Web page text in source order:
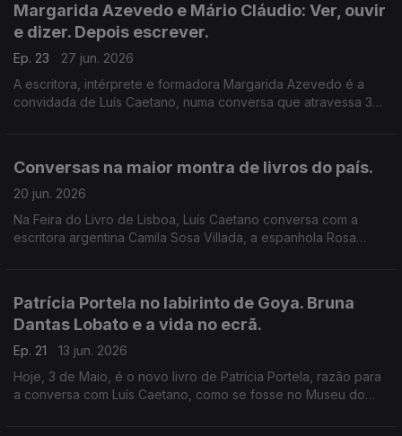
Margarida Azevedo e Mário Cláudio: Ver, ouvir
e dizer. Depois escrever.
Ep. 23
27 jun. 2026
A escritora, intérprete e formadora Margarida Azevedo é a
convidada de Luís Caetano, numa conversa que atravessa 3
Conversas na maior montra de livros do país.
20 jun. 2026
Na Feira do Livro de Lisboa, Luís Caetano conversa com a
escritora argentina Camila Sosa Villada, a espanhola Rosa
Patrícia Portela no labirinto de Goya. Bruna
Dantas Lobato e a vida no ecrã.
Ep. 21
13 jun. 2026
Hoje, 3 de Maio, é o novo livro de Patrícia Portela, razão para
a conversa com Luís Caetano, como se fosse no Museu do